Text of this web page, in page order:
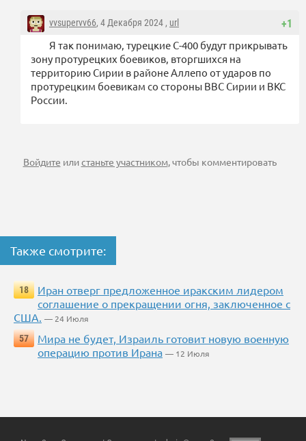
+1
vvsupervv66, 4 Декабря 2024 , url
Я так понимаю, турецкие С-400 будут прикрывать
зону протурецких боевиков, вторгшихся на
территорию Сирии в районе Аллепо от ударов по
протурецким боевикам со стороны ВВС Сирии и ВКС
России.
Войдите илистаньте участником, чтобы комментировать
Также смотрите:
18
Иран отверг предложенное иракским лидером
соглашение о прекращении огня, заключенное с
США. — 24 Июля
57
Мира не будет, Израиль готовит новую военную
операцию против Ирана — 12 Июля